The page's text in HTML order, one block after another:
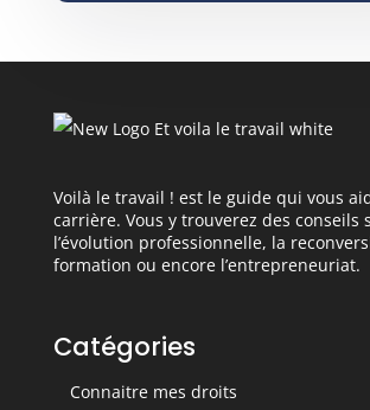
Voilà le travail ! est le guide qui vous
carrière. Vous y trouverez des conseils
l’évolution professionnelle, la
formation ou encore l’entrepreneuriat.
Catégories
Connaitre mes droits